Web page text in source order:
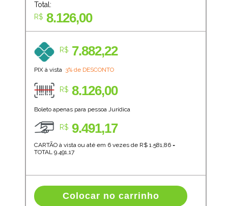
Total:
R$ 8.126,00
R$ 7.882,22
PIX à vista 3% de DESCONTO
R$ 8.126,00
Boleto apenas para pessoa Jurídica
R$ 9.491,17
CARTÃO à vista ou até em 6 vezes de R$ 1.581,86=
TOTAL 9.491,17
Colocar no carrinho